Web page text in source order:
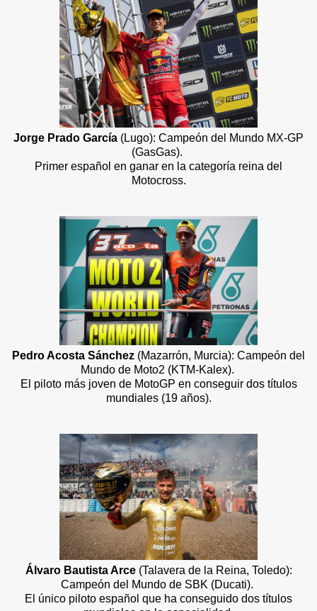
Jorge Prado García (Lugo): Campeón del Mundo MX-GP
(GasGas).
Primer español en ganar en la categoría reina del
Motocross.
Pedro Acosta Sánchez (Mazarrón, Murcia): Campeón del
Mundo de Moto2 (KTM-Kalex).
El piloto más joven de MotoGP en conseguir dos títulos
mundiales (19 años).
Álvaro Bautista Arce(Talavera de la Reina, Toledo):
Campeón del Mundo de SBK (Ducati).
El único piloto español que ha conseguido dos títulos